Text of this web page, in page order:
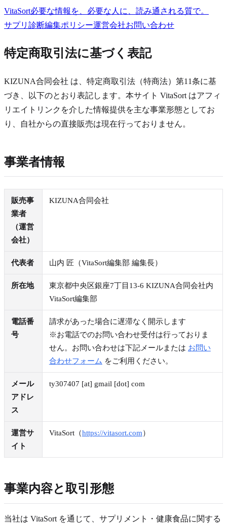
VitaSort必要な情報を、必要な人に、読み通される質で。
サプリ診断編集ポリシー運営会社お問い合わせ
特定商取引法に基づく表記
KIZUNA合同会社 は、特定商取引法（特商法）第11条に基
づき、以下のとおり表記します。本サイト VitaSort はアフィ
リエイトリンクを介した情報提供を主な事業形態としてお
り、自社からの直接販売は現在行っておりません。
事業者情報
販売事
業者
（運営
会社）
KIZUNA合同会社
代表者 山内 匠 （VitaSort編集部 編集長）
所在地
東京都中央区銀座7丁目13-6 KIZUNA合同会社内
VitaSort編集部
電話番
号
請求があった場合に遅滞なく開示します
※お電話でのお問い合わせ受付は行っておりま
せん。お問い合わせは下記メールまたは お問い
合わせフォーム をご利用ください。
メール
アドレ
ス
ty307407 [at] gmail [dot] com
運営サ
イト
VitaSort（https://vitasort.com）
事業内容と取引形態
当社は VitaSort を通じて、サプリメント・健康食品に関する